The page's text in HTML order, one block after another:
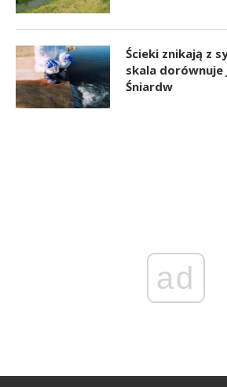
Ścieki znikają z
skala
Śniardw
ad